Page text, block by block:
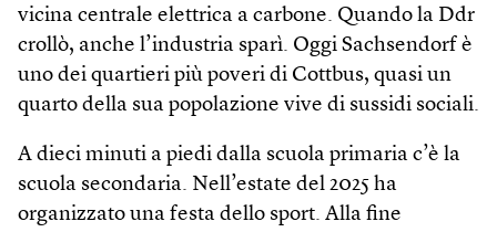
vicina centrale elettrica a carbone. Quando la Ddr
crollò, anche l’industria sparì. Oggi Sachsendorf è
uno dei quartieri più poveri di Cottbus, quasi un
quarto della sua popolazione vive di sussidi sociali.
A dieci minuti a piedi dalla scuola primaria c’è la
scuola secondaria. Nell’estate del 2025 ha
organizzato una festa dello sport. Alla fine